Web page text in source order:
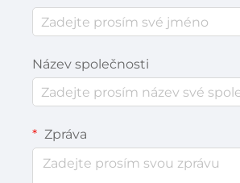
Název společnosti
Zpráva